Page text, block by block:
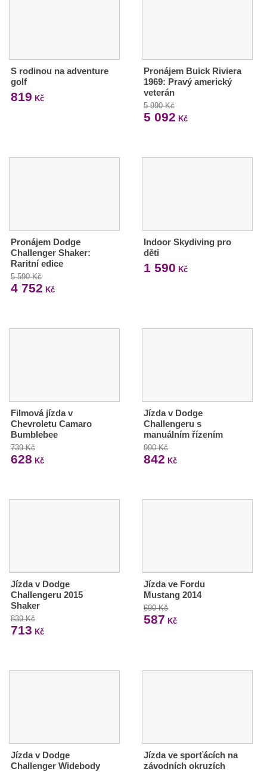
S rodinou na adventure
golf
819 Kč
Pronájem Buick Riviera
1969: Pravý americký
veterán
5 990 Kč
5 092 Kč
Pronájem Dodge
Challenger Shaker:
Raritní edice
5 590 Kč
4 752 Kč
Indoor Skydiving pro
děti
1 590 Kč
Filmová jízda v
Chevroletu Camaro
Bumblebee
739 Kč
628 Kč
Jízda v Dodge
Challengeru s
manuálním řízením
990 Kč
842 Kč
Jízda v Dodge
Challengeru 2015
Shaker
839 Kč
713 Kč
Jízda ve Fordu
Mustang 2014
690 Kč
587 Kč
Jízda v Dodge
Challenger Widebody
Jízda ve sporťácích na
závodních okruzích